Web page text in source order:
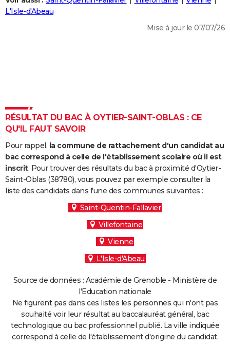
Destinations
City break
Voyage nature
Voyage de noces
Forum
Climat
+
PHOTO
Dictionnaire
Biographies
Citations
Expressions
Proverbes
PROGRAMME TV
S'inscrire
Se connecter
Lycées
Collèges
Primaires
Universités
Entreprises
Service militaire
Avis de recherche
AVIS DE DÉCÈS
FORUM
L'Isle-d'Abeau
Mise à jour le 07/07/26
RÉSULTAT DU BAC À OYTIER-SAINT-OBLAS : CE
QU'IL FAUT SAVOIR
Pour rappel, la commune de rattachement d'un candidat au
bac correspond à celle de l'établissement scolaire où il est
inscrit. Pour trouver des résultats du bac à proximité d'Oytier-
Saint-Oblas (38780), vous pouvez par exemple consulter la
liste des candidats dans l'une des communes suivantes :
Saint-Quentin-Fallavier
Villefontaine
Vienne
L'Isle-d'Abeau
Source de données : Académie de Grenoble - Ministère de
l'Education nationale
Ne figurent pas dans ces listes les personnes qui n'ont pas
souhaité voir leur résultat au baccalauréat général, bac
technologique ou bac professionnel publié. La ville indiquée
correspond à celle de l'établissement d'origine du candidat.